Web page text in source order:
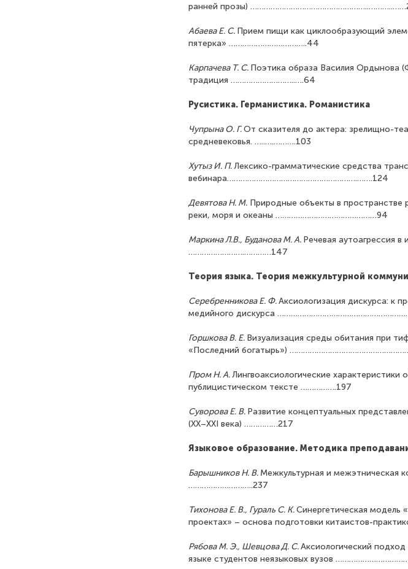
ранней прозы)
Абаева Е. С. Прием пищи как циклообразующий
пятерка» ……………………………..44
Карпачева Т. С. Поэтика образа Василия Ордынова
традиция ………………………..….64
Русистика. Германистика. Романистика
Чупрына О. Г.От сказителя до актера: зрелищно-
средневековья. …..….……….103
Хутыз И. П.Лексико-грамматические средства
вебинара………………………………………………….…….124
Девятова Н. М. Природные объекты в пространстве
реки, моря и океаны ………………………………………94
Маркина Л.В., Буданова М. А. Речевая аутоагрессия
…………………….…………147
Теория языка. Теория межкультурной
Серебренникова Е. Ф.Аксиологизация дискурса: к
медийного дискурса
Горшкова В. Е. Визуализация среды обитания при
«Последний богатырь»)
Пром Н. А.Лингвоаксиологические
публицистическом тексте …………….197
Суворова Е. В. Развитие концептуальных
(XX–XXI века) ……………217
Языковое образование. Методика
Барышников Н. В. Межкультурная и межэтническая
………………………..237
Тихонова Е. В., Гураль С. К.Синергетическая
проектах» – основа подготовки китаистов-
Рябова М. Э., Шевцова Д. С.Аксиологический
языке студентов неязыковых вузов